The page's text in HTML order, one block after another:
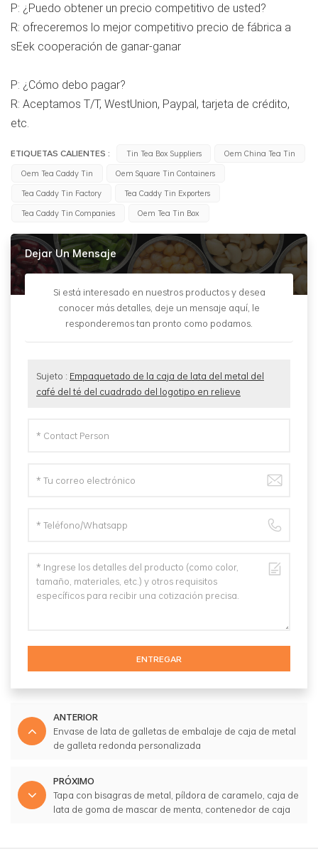
P: ¿Puedo obtener un precio competitivo de usted?
R: ofreceremos lo mejor competitivo precio de fábrica a
sEek cooperación de ganar-ganar
P: ¿Cómo debo pagar?
R: Aceptamos T/T, WestUnion, Paypal, tarjeta de crédito,
etc.
ETIQUETAS CALIENTES : Tin Tea Box Suppliers
Oem China Tea Tin
Oem Tea Caddy Tin
Oem Square Tin Containers
Tea Caddy Tin Factory
Tea Caddy Tin Exporters
Tea Caddy Tin Companies
Oem Tea Tin Box
Dejar Un Mensaje
Si está interesado en nuestros productos y desea
conocer más detalles, deje un mensaje aquí, le
responderemos tan pronto como podamos.
Sujeto : Empaquetado de la caja de lata del metal del
café del té del cuadrado del logotipo en relieve
ENTREGAR
ANTERIOR
Envase de lata de galletas de embalaje de caja de metal
de galleta redonda personalizada
PRÓXIMO
Tapa con bisagras de metal, píldora de caramelo, caja de
lata de goma de mascar de menta, contenedor de caja